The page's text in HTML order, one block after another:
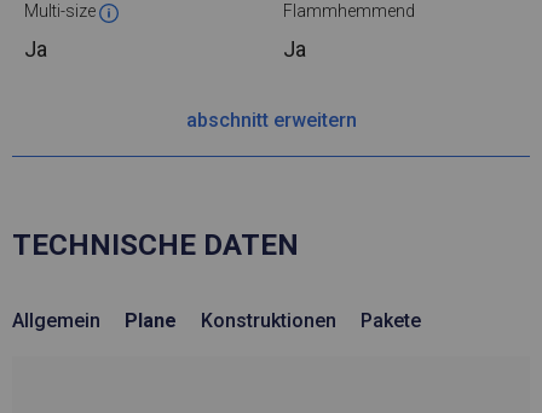
Multi-size
Ja
Flammhemmend
Ja
abschnitt erweitern
TECHNISCHE DATEN
Allgemein Plane Konstruktionen Pakete